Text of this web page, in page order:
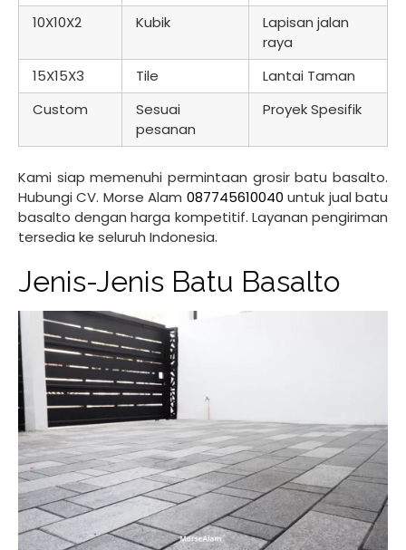
10X10X2 Kubik
Lapisan jalan
raya
15X15X3
Tile
Lantai Taman
Custom
Sesuai
pesanan
Proyek Spesifik
Kami siap memenuhi permintaan grosir batu basalto.
Hubungi CV. Morse Alam 087745610040 untuk jual batu
basalto dengan harga kompetitif. Layanan pengiriman
tersedia ke seluruh Indonesia.
Jenis-Jenis Batu Basalto